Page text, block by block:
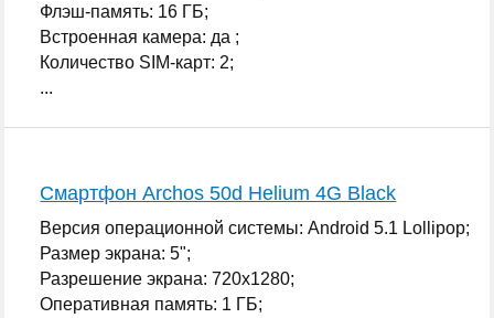
Флэш-память: 16 ГБ;
Встроенная камера: да ;
Количество SIM-карт: 2;
...
Смартфон Archos 50d Helium 4G Black
Версия операционной системы: Android 5.1 Lollipop;
Размер экрана: 5";
Разрешение экрана: 720x1280;
Оперативная память: 1 ГБ;